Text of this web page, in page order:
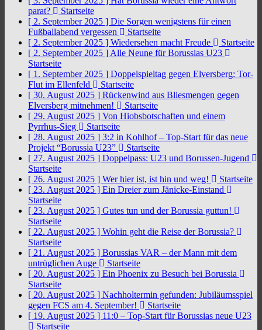
parat?
Startseite
[ 2. September 2025 ] Die Sorgen wenigstens für einen
Fußballabend vergessen
Startseite
[ 2. September 2025 ] Wiedersehen macht Freude
Startseite
[ 2. September 2025 ] Alle Neune für Borussias U23
Startseite
[ 1. September 2025 ] Doppelspieltag gegen Elversberg: Tor-
Flut im Ellenfeld
Startseite
[ 30. August 2025 ] Rückenwind aus Bliesmengen gegen
Elversberg mitnehmen!
Startseite
[ 29. August 2025 ] Von Hiobsbotschaften und einem
Pyrrhus-Sieg
Startseite
[ 28. August 2025 ] 3:2 in Kohlhof – Top-Start für das neue
Projekt “Borussia U23”
Startseite
[ 27. August 2025 ] Doppelpass: U23 und Borussen-Jugend
Startseite
[ 26. August 2025 ] Wer hier ist, ist hin und weg!
Startseite
[ 23. August 2025 ] Ein Dreier zum Jänicke-Einstand
Startseite
[ 23. August 2025 ] Gutes tun und der Borussia guttun!
Startseite
[ 22. August 2025 ] Wohin geht die Reise der Borussia?
Startseite
[ 21. August 2025 ] Borussias VAR – der Mann mit dem
untrüglichen Auge
Startseite
[ 20. August 2025 ] Ein Phoenix zu Besuch bei Borussia
Startseite
[ 20. August 2025 ] Nachholtermin gefunden: Jubiläumsspiel
gegen FCS am 4. September!
Startseite
[ 19. August 2025 ] 11:0 – Top-Start für Borussias neue U23
Startseite